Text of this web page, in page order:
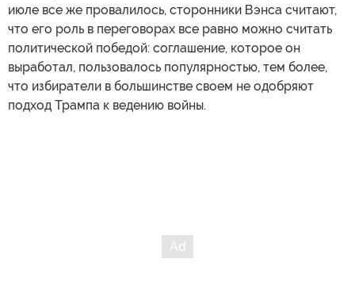
июле все же провалилось, сторонники Вэнса считают,
что его роль в переговорах все равно можно считать
политической победой: соглашение, которое он
выработал, пользовалось популярностью, тем более,
что избиратели в большинстве своем не одобряют
подход Трампа к ведению войны.